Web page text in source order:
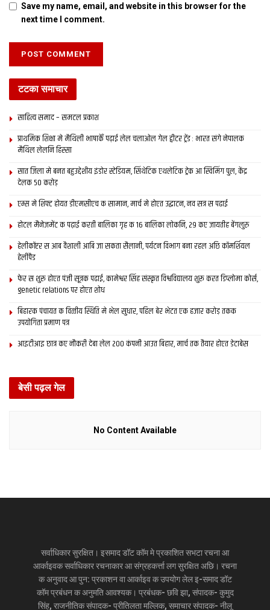
Save my name, email, and website in this browser for the
next time I comment.
टटका समाचार
साहित्य समाद – समटल प्रकाश
प्राथमिक शि‍क्षा मे मैथि‍ली भाषाकेँ पढ़ाई लेल चलाओल गेल ट्वीटर ट्रेंड : भारत संगे नेपालक
मैथिल लेलनि हिस्सा
सात जिला मे बनत बहुउद्देशीय इंडोर स्‍टेडि‍यम, सिंथेटिक एथलेटिक ट्रेक आ स्विमिंग पुल, केंद्र
देलक 50 करोड़
एम्स मे शिफ्ट होयत डीएमसीएच क सामान, मार्च मे होएत उद्घाटन, नव सत्र स पढाई
होटल मैनेजमेंट क पढ़ाई करती बालिका गृह क 16 बालिका लोकनि, 29 कए जायतीह बेंगलुरु
हेलीकॉप्टर स आब वैशाली आबि जा सकता सैलानी, पर्यटन विभाग बना रहल अछि कॉमर्शियल
हेलीपैड
फेर स शुरू होएत पंजी सूत्रक पढाई, कामेश्वर सिंह संस्कृत विश्वविद्यालय शुरू करत डिप्लोमा कोर्स,
genetic relations पर होएत शोध
बिहारक पंचायत क वित्‍तीय स्थिति मे भेल सुधार, पहिल बेर भेटत एक हजार करोड़ तकक
उपयोगिता प्रमाण पत्र
आइटीआइ छात्र कए नौकरी देबा लेल 200 कंपनी आउत बिहार, मार्च तक तैयार होएत डेटाबेस
बेसी पढ़ल गेल
No Content Available
सर्वाधिकार सुरक्षित। इसमाद डॉट कॉम मे प्रकाशित सभटा रचना आ
आर्काइवक सर्वाधिकार रचनाकार आ संग्रहकर्त्ता लग सुरक्षित अछि। रचना
क अनुवाद आ पुन: प्रकाशन वा आर्काइव क उपयोग लेल इ-समाद डॉट
कॉम प्रबंधन क अनुमति आवश्यक। प्रबंधक- छवि झा, संपादक- कुमुद
सिंह, राजनीतिक संपादक- प्रीतिलता मल्लिक, समाचार संपादक- नीलू